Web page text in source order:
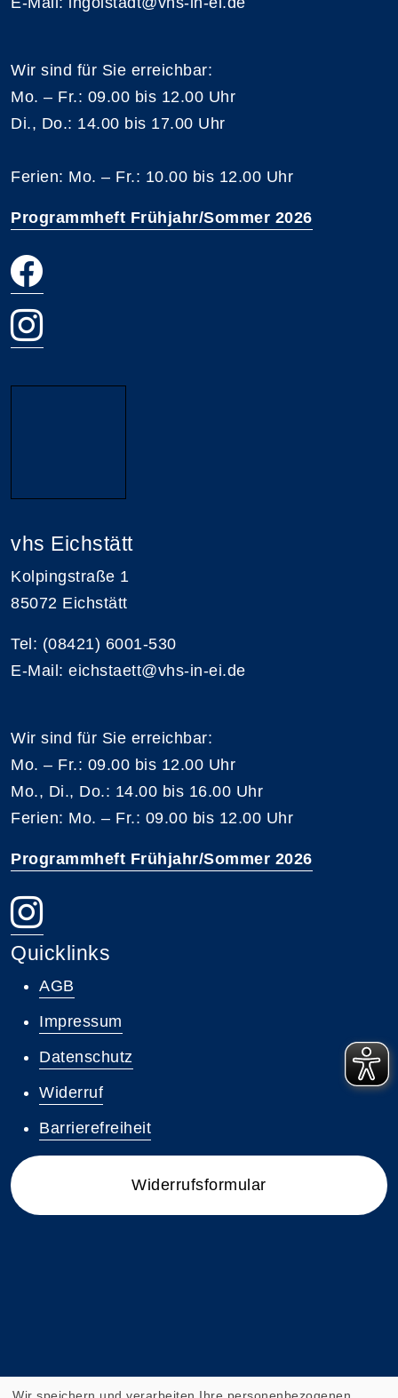
Wir sind für Sie erreichbar:
Mo. – Fr.: 09.00 bis 12.00 Uhr
Di., Do.: 14.00 bis 17.00 Uhr
Ferien: Mo. – Fr.: 10.00 bis 12.00 Uhr
Programmheft Frühjahr/Sommer 2026
vhs Eichstätt
Kolpingstraße 1
85072 Eichstätt
Tel: (08421) 6001-530
E-Mail: eichstaett@vhs-in-ei.de
Wir sind für Sie erreichbar:
Mo. – Fr.: 09.00 bis 12.00 Uhr
Mo., Di., Do.: 14.00 bis 16.00 Uhr
Ferien: Mo. – Fr.: 09.00 bis 12.00 Uhr
Programmheft Frühjahr/Sommer 2026
Quicklinks
AGB
Impressum
Datenschutz
Widerruf
Barrierefreiheit
Widerrufsformular